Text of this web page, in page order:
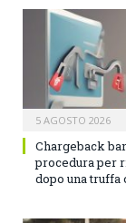
5 AGOSTO 2026
Chargeback
procedura per
dopo una truffa